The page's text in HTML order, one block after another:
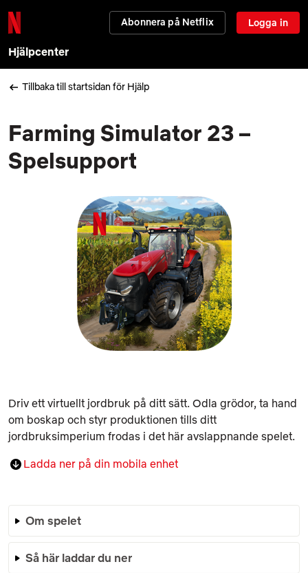
Abonnera på Netflix Logga in
Hjälpcenter
Tillbaka till startsidan för Hjälp
Farming Simulator 23 –
Spelsupport
Driv ett virtuellt jordbruk på ditt sätt. Odla grödor, ta hand
om boskap och styr produktionen tills ditt
jordbruksimperium frodas i det här avslappnande spelet.
Ladda ner på din mobila enhet
Om spelet
Så här laddar du ner